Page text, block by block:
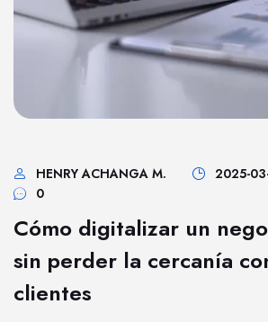
HENRY ACHANGA M.
2025-
0
Cómo digitalizar un
sin perder la cercanía
clientes